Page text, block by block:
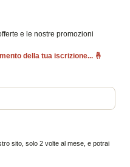
e le nostre promozioni
della tua iscrizione... 🤞
sito, solo 2 volte al mese, e potrai